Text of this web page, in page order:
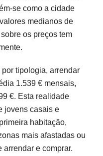
se como a cidade
medianos de
os preços tem
tipologia, arrendar
1.539 € mensais,
€. Esta realidade
jovens casais e
habitação,
mais afastadas ou
arrendar e comprar.